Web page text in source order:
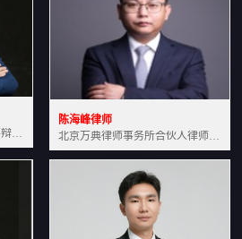
全国知名土地拆迁律师、刑事辩护律师北京万典律师事务所主任中国法学会会员北京市行政法研究会理事
陈海峰律师
北京万典律师事务所合伙人律师土地房产专业资深律师